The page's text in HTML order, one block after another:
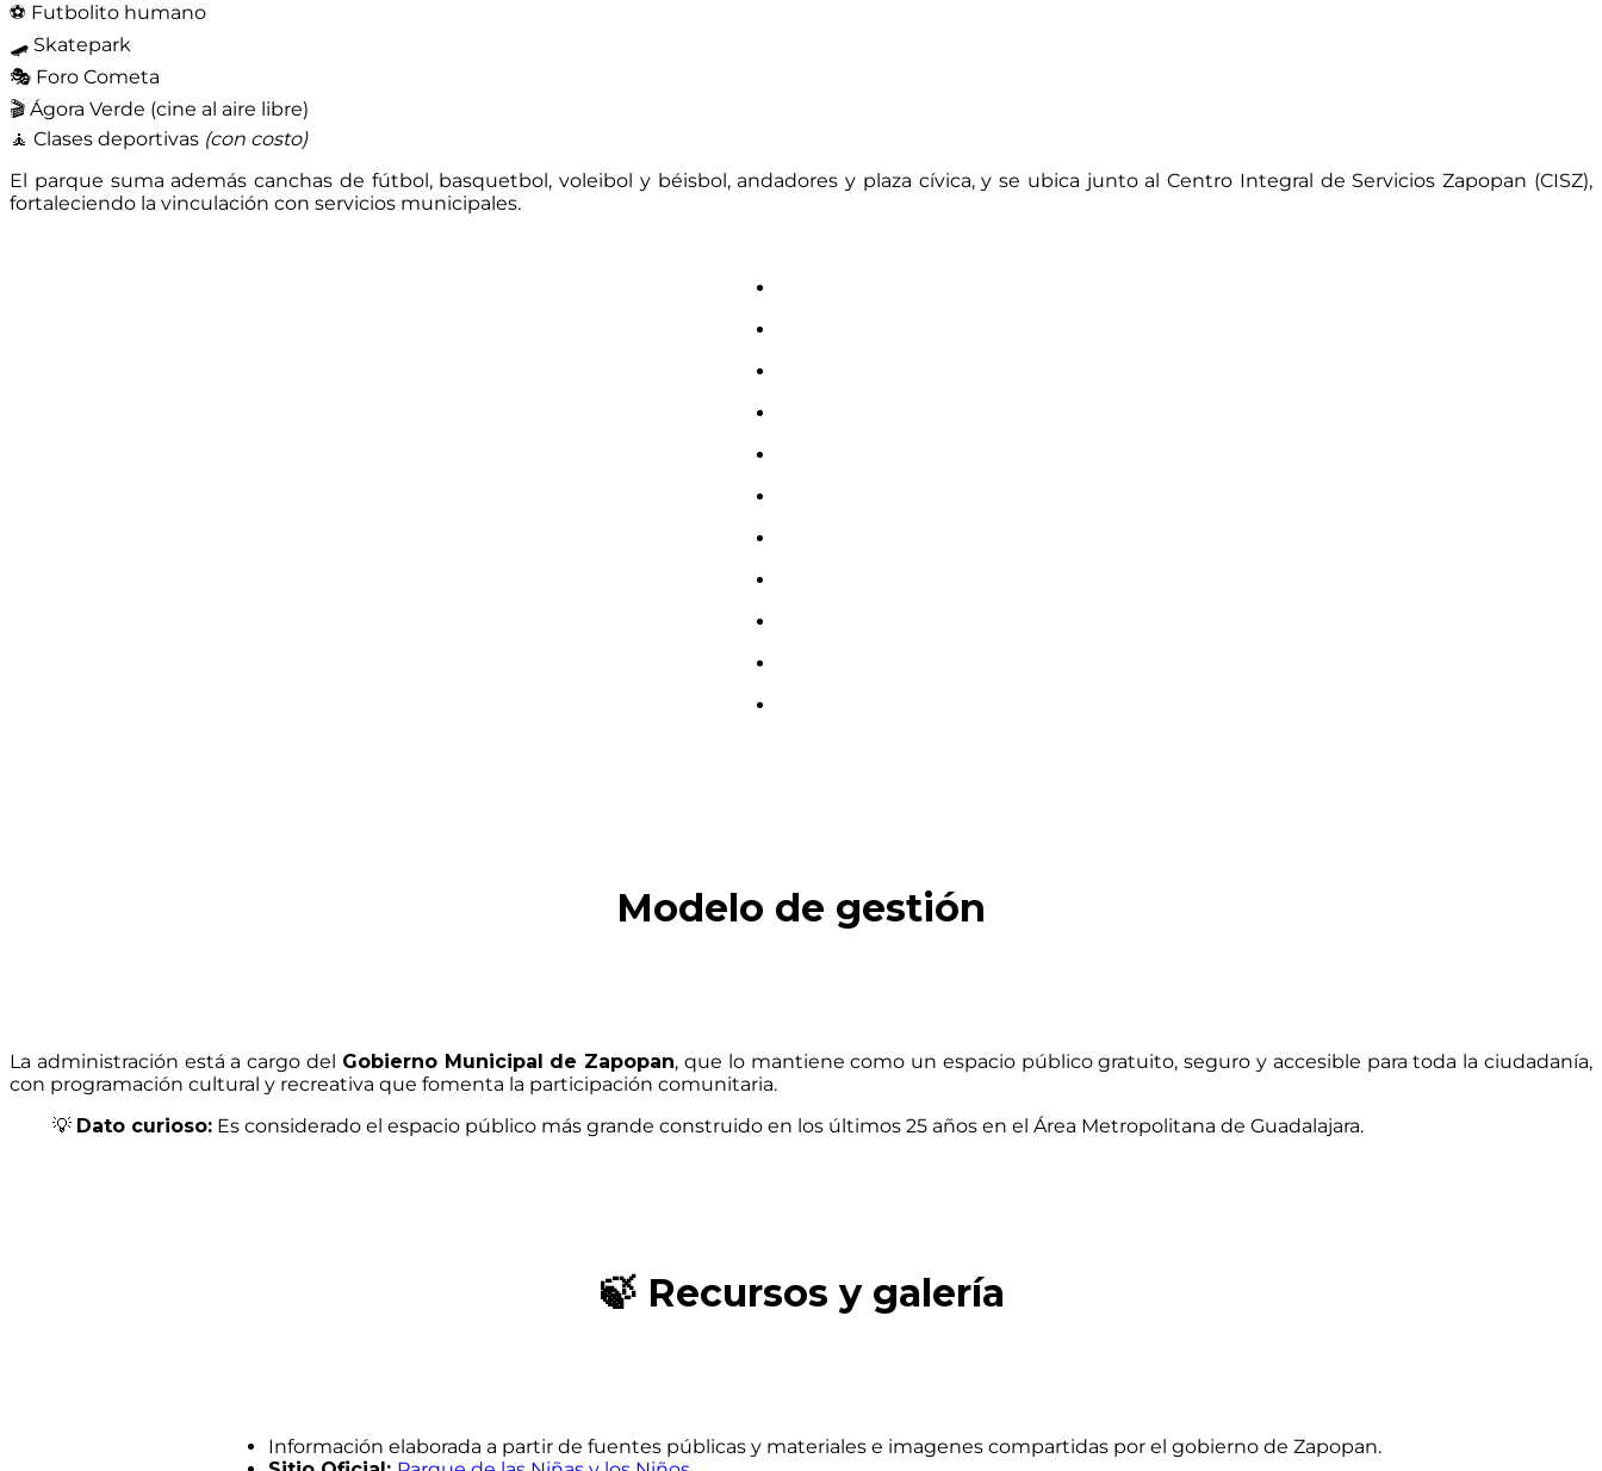
⚽ Futbolito humano
🛹 Skatepark
🎭 Foro Cometa
🎬 Ágora Verde (cine al aire libre)
🧘 Clases deportivas (con costo)
El parque suma además canchas de fútbol, basquetbol, voleibol y béisbol, andadores y plaza cívica, y se ubica junto al Centro Integral de Servicios Zapopan (CISZ),
fortaleciendo la vinculación con servicios municipales.
Modelo de gestión
La administración está a cargo del Gobierno Municipal de Zapopan, que lo mantiene como un espacio público gratuito, seguro y accesible para toda la ciudadanía,
con programación cultural y recreativa que fomenta la participación comunitaria.
💡 Dato curioso: Es considerado el espacio público más grande construido en los últimos 25 años en el Área Metropolitana de Guadalajara.
🍃 Recursos y galería
Información elaborada a partir de fuentes públicas y materiales e imagenes compartidas por el gobierno de Zapopan.